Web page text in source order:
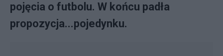
pojęcia o futbolu. W końcu padła
propozycja...pojedynku.